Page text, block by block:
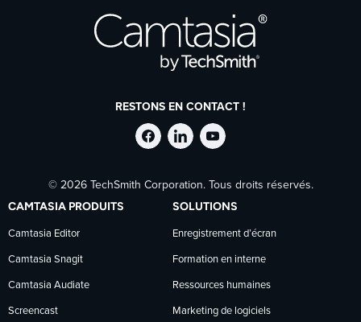
RESTONS EN CONTACT !
Suivre
TechSmith
sur
Facebook
Suivre
TechSmith
sur
LinkedIn
Suivre
TechSmith
sur
YouTube
© 2026 TechSmith Corporation. Tous droits réservés.
CAMTASIA PRODUITS
Camtasia Editor
Camtasia Snagit
Camtasia Audiate
Screencast
SOLUTIONS
Enregistrement d’écran
Formation en interne
Ressources humaines
Marketing de logiciels